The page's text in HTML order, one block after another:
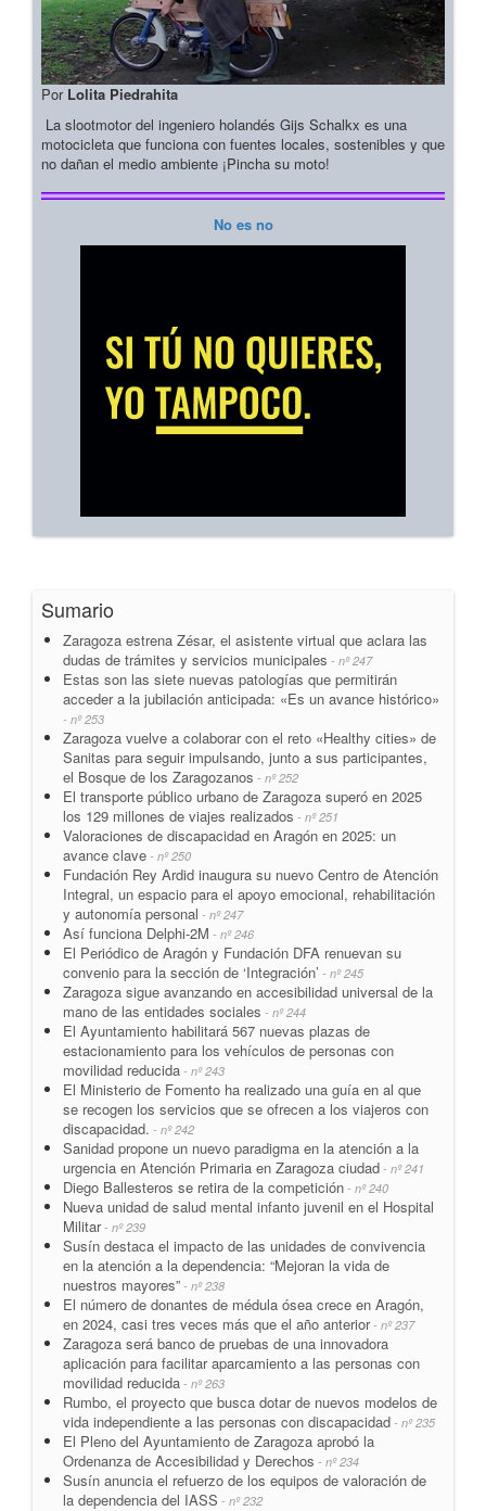
Por Lolita Piedrahita
La slootmotor del ingeniero holandés Gijs Schalkx es una
motocicleta que funciona con fuentes locales, sostenibles y que
no dañan el medio ambiente ¡Pincha su moto!
No es no
Sumario
Zaragoza estrena Zésar, el asistente virtual que aclara las
dudas de trámites y servicios municipales - nº 247
Estas son las siete nuevas patologías que permitirán
acceder a la jubilación anticipada: «Es un avance histórico»
- nº 253
Zaragoza vuelve a colaborar con el reto «Healthy cities» de
Sanitas para seguir impulsando, junto a sus participantes,
el Bosque de los Zaragozanos - nº 252
El transporte público urbano de Zaragoza superó en 2025
los 129 millones de viajes realizados - nº 251
Valoraciones de discapacidad en Aragón en 2025: un
avance clave - nº 250
Fundación Rey Ardid inaugura su nuevo Centro de Atención
Integral, un espacio para el apoyo emocional, rehabilitación
y autonomía personal - nº 247
Así funciona Delphi-2M - nº 246
El Periódico de Aragón y Fundación DFA renuevan su
convenio para la sección de ‘Integración’ - nº 245
Zaragoza sigue avanzando en accesibilidad universal de la
mano de las entidades sociales - nº 244
El Ayuntamiento habilitará 567 nuevas plazas de
estacionamiento para los vehículos de personas con
movilidad reducida - nº 243
El Ministerio de Fomento ha realizado una guía en al que
se recogen los servicios que se ofrecen a los viajeros con
discapacidad. - nº 242
Sanidad propone un nuevo paradigma en la atención a la
urgencia en Atención Primaria en Zaragoza ciudad - nº 241
Diego Ballesteros se retira de la competición - nº 240
Nueva unidad de salud mental infanto juvenil en el Hospital
Militar- nº 239
Susín destaca el impacto de las unidades de convivencia
en la atención a la dependencia: “Mejoran la vida de
nuestros mayores” - nº 238
El número de donantes de médula ósea crece en Aragón,
en 2024, casi tres veces más que el año anterior- nº 237
Zaragoza será banco de pruebas de una innovadora
aplicación para facilitar aparcamiento a las personas con
movilidad reducida - nº 263
Rumbo, el proyecto que busca dotar de nuevos modelos de
vida independiente a las personas con discapacidad - nº 235
El Pleno del Ayuntamiento de Zaragoza aprobó la
Ordenanza de Accesibilidad y Derechos - nº 234
Susín anuncia el refuerzo de los equipos de valoración de
la dependencia del IASS - nº 232